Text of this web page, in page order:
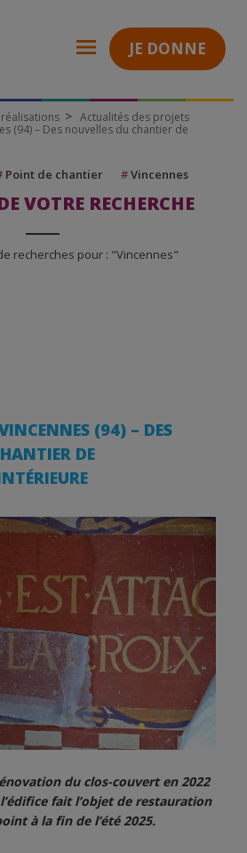
JE DONNE
réalisations
Actualités des projets
(94) – Des nouvelles du chantier de
Point de chantier #Vincennes
VOTRE RECHERCHE
recherches pour : "Vincennes"
(94) – DES
DE
du clos-couvert en 2022
fait l’objet de restauration
à la fin de l’été 2025.